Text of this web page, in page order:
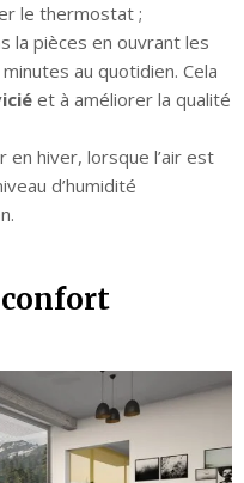
le thermostat ;
la pièces en ouvrant les
au quotidien. Cela
et à améliorer la qualité
en hiver, lorsque l’air est
d’humidité
confort